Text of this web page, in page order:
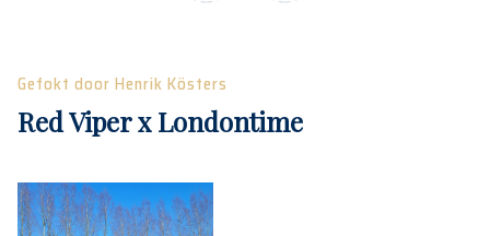
Gefokt door Henrik Kösters
Red Viper x Londontime